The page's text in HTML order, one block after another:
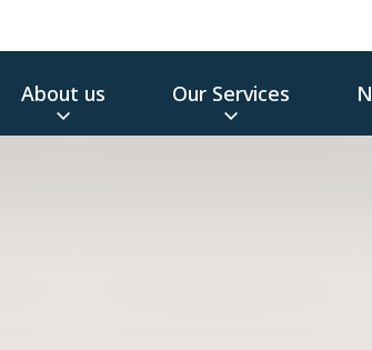
About us Our Services